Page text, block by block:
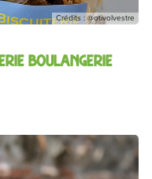
Crédits : @otivolvestre
BOULANGERIE